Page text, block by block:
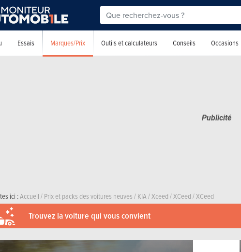
Essais Marques/Prix Outils et calculateurs Conseils Occasions
ici :Accueil/Prix et packs des voitures neuves/KIA/Xceed/XCeed/XCeed
Trouvez la voiture qui vous convient